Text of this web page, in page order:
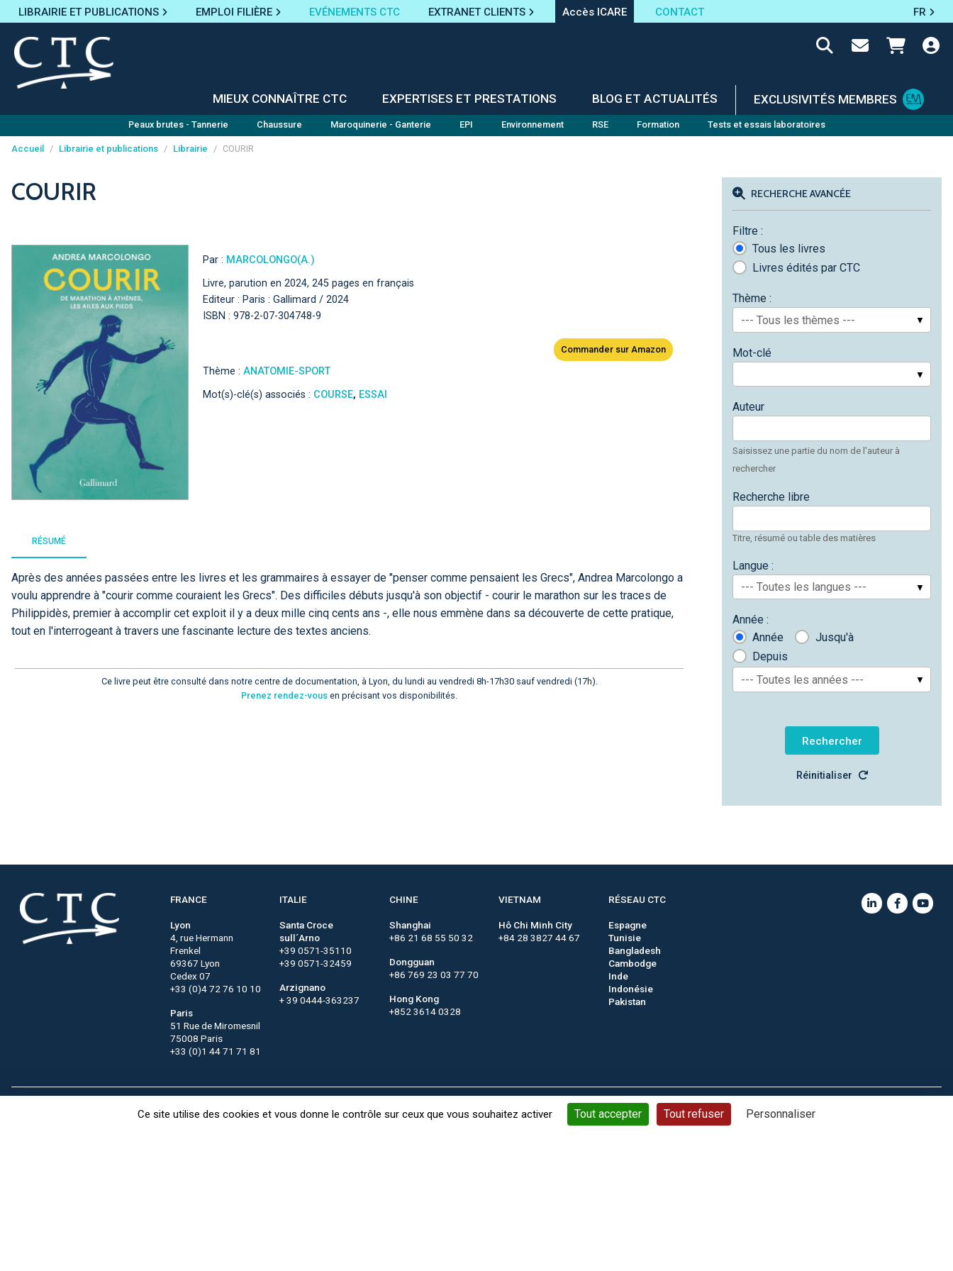
Panneau de gestion des cookies
Ce site utilise des cookies et vous donne le contrôle sur ceux que vous souhaitez activer Tout accepter Tout refuser Personnaliser
LIBRAIRIE ET PUBLICATIONS EMPLOI FILIÈRE EVÉNEMENTS CTC EXTRANET CLIENTS Accès ICARE CONTACT FR
MIEUX CONNAÎTRE CTC EXPERTISES ET PRESTATIONS BLOG ET ACTUALITÉS EXCLUSIVITÉS MEMBRES
Peaux brutes - Tannerie Chaussure Maroquinerie - Ganterie EPI Environnement RSE Formation Tests et essais laboratoires
Accueil / Librairie et publications / Librairie / COURIR
COURIR
Par : MARCOLONGO(A.)
Livre, parution en 2024, 245 pages en français
Editeur : Paris : Gallimard / 2024
ISBN : 978-2-07-304748-9
Commander sur Amazon
Thème : ANATOMIE-SPORT
Mot(s)-clé(s) associés : COURSE, ESSAI
RÉSUMÉ
Après des années passées entre les livres et les grammaires à essayer de "penser comme pensaient les Grecs", Andrea Marcolongo a
voulu apprendre à "courir comme couraient les Grecs". Des difficiles débuts jusqu'à son objectif - courir le marathon sur les traces de
Philippidès, premier à accomplir cet exploit il y a deux mille cinq cents ans -, elle nous emmène dans sa découverte de cette pratique,
tout en l'interrogeant à travers une fascinante lecture des textes anciens.
Ce livre peut être consulté dans notre centre de documentation, à Lyon, du lundi au vendredi 8h-17h30 sauf vendredi (17h).
Prenez rendez-vous en précisant vos disponibilités.
RECHERCHE AVANCÉE
Filtre :
Tous les livres
Livres édités par CTC
Thème :
--- Tous les thèmes ---
Mot-clé
Auteur
Saisissez une partie du nom de l'auteur à
rechercher
Recherche libre
Titre, résumé ou table des matières
Langue :
--- Toutes les langues ---
Année :
Année
Jusqu'à
Depuis
--- Toutes les années ---
Réinitialiser
FRANCE
Lyon
4, rue Hermann
Frenkel
69367 Lyon
Cedex 07
+33 (0)4 72 76 10 10
Paris
51 Rue de Miromesnil
75008 Paris
+33 (0)1 44 71 71 81
ITALIE
Santa Croce
sull´Arno
+39 0571-35110
+39 0571-32459
Arzignano
+ 39 0444-363237
CHINE
Shanghai
+86 21 68 55 50 32
Dongguan
+86 769 23 03 77 70
Hong Kong
+852 3614 0328
VIETNAM
Hô Chi Minh City
+84 28 3827 44 67
RÉSEAU CTC
Espagne
Tunisie
Bangladesh
Cambodge
Inde
Indonésie
Pakistan
Contact CTC recrute FAQ Mots-Clés Gestion des cookies Mentions légales Conditions générales de vente Politique de confidentialité
Plan du site